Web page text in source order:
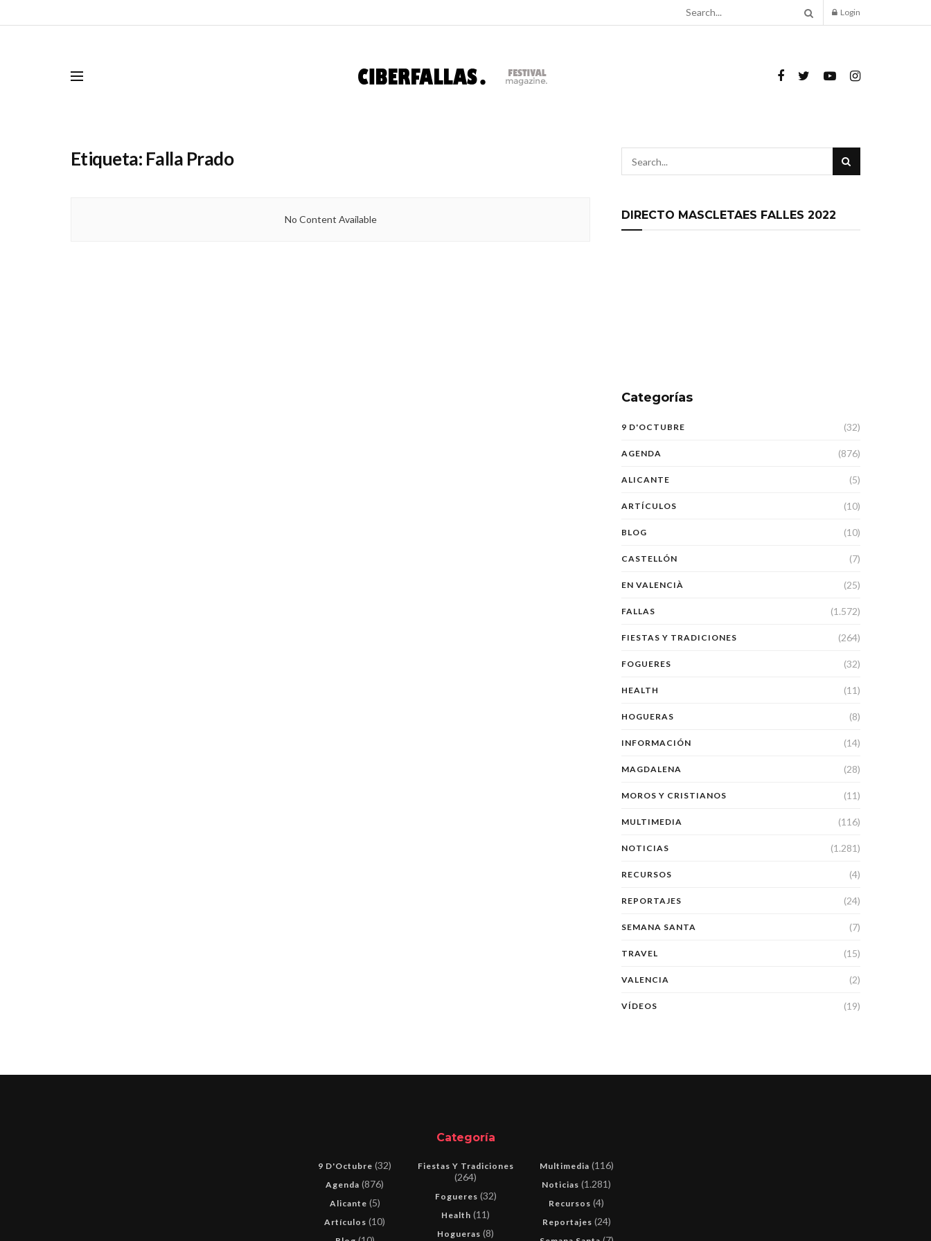
Login
Etiqueta: Falla Prado
No Content Available DIRECTO MASCLETAES FALLES 2022
Categorías
9 D'OCTUBRE (32)
AGENDA (876)
ALICANTE (5)
ARTÍCULOS (10)
BLOG (10)
CASTELLÓN (7)
EN VALENCIÀ (25)
FALLAS (1.572)
FIESTAS Y TRADICIONES (264)
FOGUERES (32)
HEALTH (11)
HOGUERAS (8)
INFORMACIÓN (14)
MAGDALENA (28)
MOROS Y CRISTIANOS (11)
MULTIMEDIA (116)
NOTICIAS (1.281)
RECURSOS (4)
REPORTAJES (24)
SEMANA SANTA (7)
TRAVEL (15)
VALENCIA (2)
VÍDEOS (19)
Categoría
9 D'Octubre (32)
Agenda (876)
Alicante (5)
Artículos (10)
Fiestas Y Tradiciones
(264)
Fogueres (32)
Health (11)
Hogueras (8)
Multimedia (116)
Noticias (1.281)
Recursos (4)
Reportajes (24)